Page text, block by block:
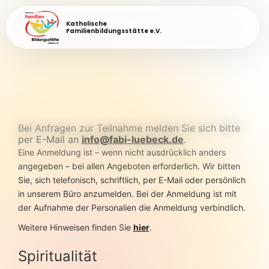
Katholische
Familienbildungsstätte e.V.
Bei Anfragen zur Teilnahme melden Sie sich bitte
per E-Mail an info@fabi-luebeck.de.
Eine Anmeldung ist – wenn nicht ausdrücklich anders
angegeben – bei allen Angeboten erforderlich. Wir bitten
Sie, sich telefonisch, schriftlich, per E-Mail oder persönlich
in unserem Büro anzumelden. Bei der Anmeldung ist mit
der Aufnahme der Personalien die Anmeldung verbindlich.
Weitere Hinweisen finden Sie hier.
Spiritualität